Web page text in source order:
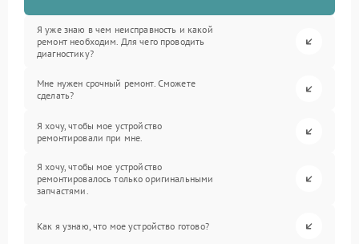
Я уже знаю в чем неисправность и какой
ремонт необходим. Для чего проводить
диагностику?
Мне нужен срочный ремонт. Сможете
сделать?
Я хочу, чтобы мое устройство
ремонтировали при мне.
Я хочу, чтобы мое устройство
ремонтировалось только оригинальными
запчастями.
Как я узнаю, что мое устройство готово?